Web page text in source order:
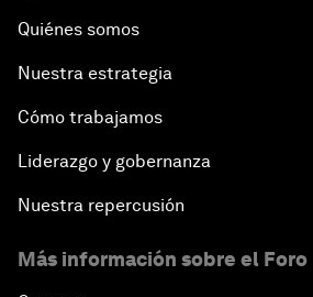
Quiénes somos
Nuestra estrategia
Cómo trabajamos
Liderazgo y gobernanza
Nuestra repercusión
Más información sobre el Foro